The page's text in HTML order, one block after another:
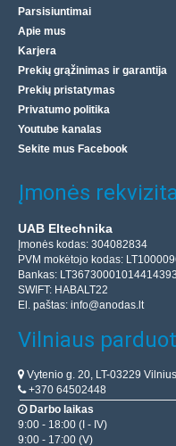
3D Spaudinių
ANYCUBIC
„Anycubic Wash &
priemonė poapdoroti
modelius. Galingas
Prekių Pristatymas 4-6
Parsisiuntimai
Apie mus
Karjera
Prekių grąžinimas ir garantija
Prekių pristatymas
Privatumo politika
Youtube kanalas
Sekite mus Facebook
Įmonės
UAB Eltechnika
Įmonės kodas: 304082834
PVM mokėtojo kodas:
Bankas:
SWIFT: HABALT22
El. paštas: info@anodas.lt
Vilniaus
Vytenio g. 20, LT-03229
+370 64502448
Darbo laikas
9:00 - 18:00 (I - IV)
9:00 - 17:00 (V)